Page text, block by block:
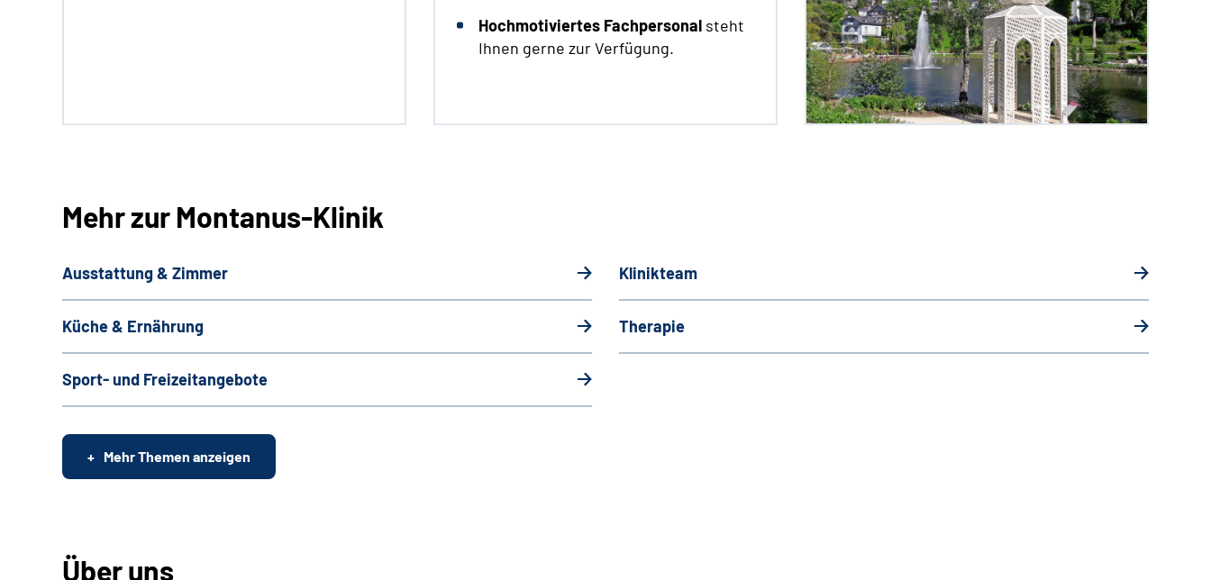
Hochmotiviertes Fachpersonal steht
Ihnen gerne zur Verfügung.
Mehr zur Montanus-Klinik
Ausstattung & Zimmer Klinikteam
Küche & Ernährung Therapie
Sport- und Freizeitangebote
Mehr Themen anzeigen
Über uns